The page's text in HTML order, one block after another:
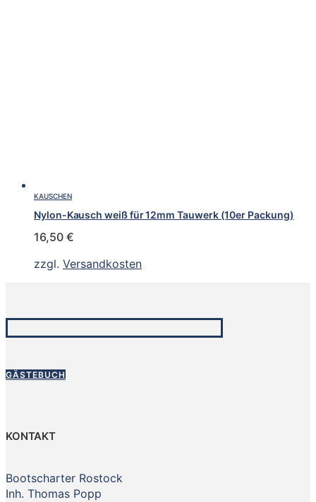
KAUSCHEN
Nylon-Kausch weiß für 12mm Tauwerk (10er Packung)
16,50 €
zzgl. Versandkosten
GÄSTEBUCH
KONTAKT
Bootscharter Rostock
Inh. Thomas Popp